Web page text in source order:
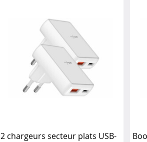
2 chargeurs secteur plats USB-